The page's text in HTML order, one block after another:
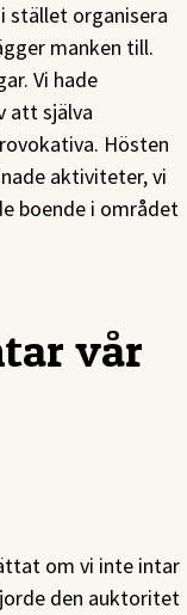
stället organisera
manken till.
Vi hade
att själva
Hösten
aktiviteter, vi
boende i området
vår
om vi inte intar
den auktoritet